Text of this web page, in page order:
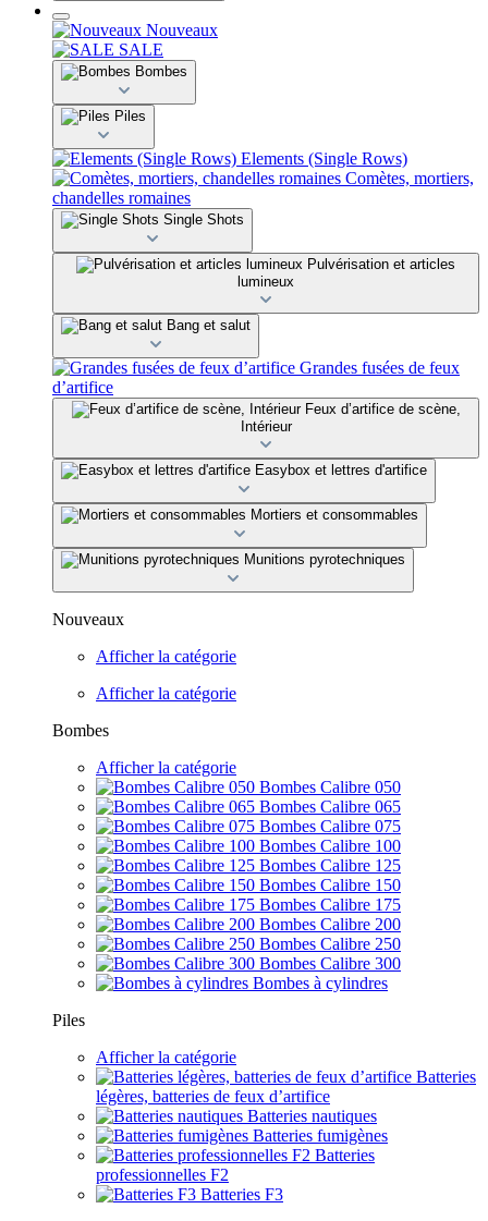
Nouveaux
SALE
Bombes
Piles
Elements (Single Rows)
Comètes, mortiers,
chandelles romaines
Single Shots
Pulvérisation et articles
lumineux
Bang et salut
Grandes fusées de feux
d’artifice
Feux d’artifice de scène,
Intérieur
Easybox et lettres d'artifice
Mortiers et consommables
Munitions pyrotechniques
Nouveaux
Afficher la catégorie
Afficher la catégorie
Bombes
Afficher la catégorie
Bombes Calibre 050
Bombes Calibre 065
Bombes Calibre 075
Bombes Calibre 100
Bombes Calibre 125
Bombes Calibre 150
Bombes Calibre 175
Bombes Calibre 200
Bombes Calibre 250
Bombes Calibre 300
Bombes à cylindres
Piles
Afficher la catégorie
Batteries
légères, batteries de feux d’artifice
Batteries nautiques
Batteries fumigènes
Batteries
professionnelles F2
Batteries F3